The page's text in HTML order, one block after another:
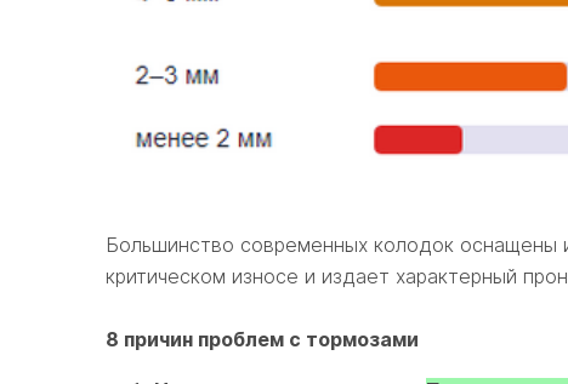
Большинство современных колодок оснащены
критическом износе и издает характерный
8 причин проблем с тормозами